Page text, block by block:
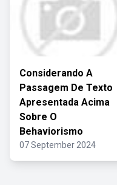
Considerando A
Passagem De Texto
Apresentada Acima
Sobre O
Behaviorismo
07 September 2024